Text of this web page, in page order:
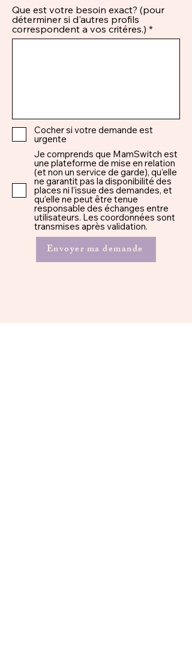
Que est votre besoin exact? (pour
déterminer si d'autres profils
correspondent a vos critéres.)
Cocher si votre demande est
urgente
Je comprends que MamSwitch est
une plateforme de mise en relation
(et non un service de garde), qu’elle
ne garantit pas la disponibilité des
places ni l’issue des demandes, et
qu’elle ne peut être tenue
responsable des échanges entre
utilisateurs. Les coordonnées sont
transmises après validation.
Envoyer ma demande